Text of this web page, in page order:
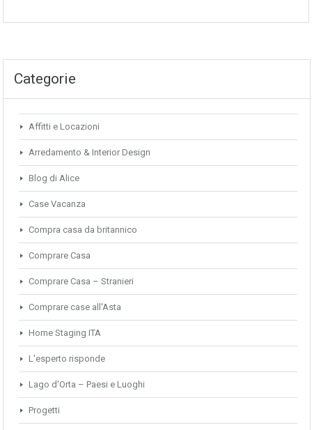
Categorie
Affitti e Locazioni
Arredamento & Interior Design
Blog di Alice
Case Vacanza
Compra casa da britannico
Comprare Casa
Comprare Casa – Stranieri
Comprare case all'Asta
Home Staging ITA
L'esperto risponde
Lago d'Orta – Paesi e Luoghi
Progetti